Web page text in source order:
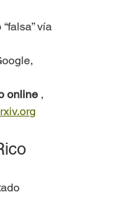
“falsa” vía
online ,